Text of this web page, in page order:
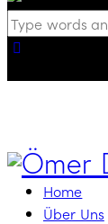
Home
Über Uns